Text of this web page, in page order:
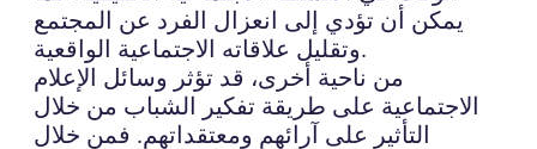
يمكن أن تؤدي إلى انعزال الفرد عن المجتمع
وتقليل علاقاته الاجتماعية الواقعية.
من ناحية أخرى، قد تؤثر وسائل الإعلام
الاجتماعية على طريقة تفكير الشباب من خلال
التأثير على آرائهم ومعتقداتهم. فمن خلال